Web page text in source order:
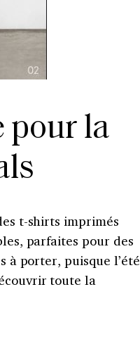
pour la
t-shirts imprimés
parfaites pour des
à porter, puisque l’été
toute la